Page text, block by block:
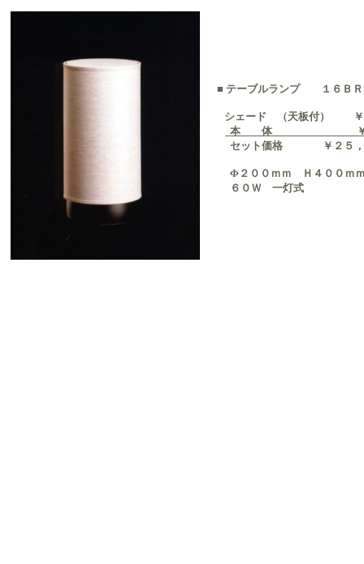
■ テーブルランプ １６ＢＲ
シェード （天板付） ￥
本 体 ￥１２
セット価格 ￥２５，
Φ２００ｍｍ Ｈ４００ｍ
６０Ｗ 一灯式